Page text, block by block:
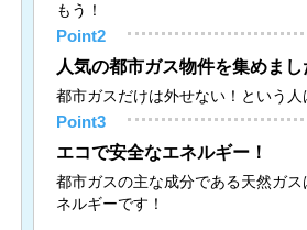
もう！
Point2
人気の都市ガス物件を集めまし
都市ガスだけは外せない！という人
Point3
エコで安全なエネルギー！
都市ガスの主な成分である天然ガ
ネルギーです！